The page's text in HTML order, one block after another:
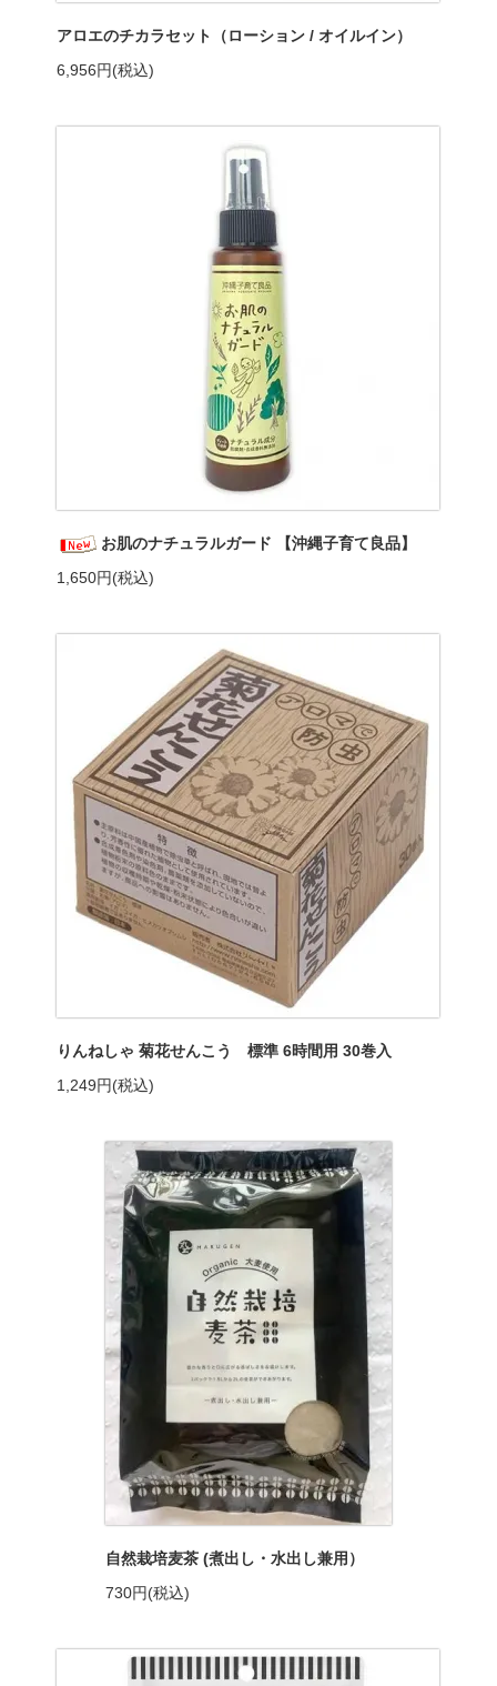
アロエのチカラセット（ローション / オイルイン）
6,956円(税込)
お肌のナチュラルガード 【沖縄子育て良品】
1,650円(税込)
りんねしゃ 菊花せんこう 標準 6時間用 30巻入
1,249円(税込)
自然栽培麦茶 (煮出し・水出し兼用）
730円(税込)